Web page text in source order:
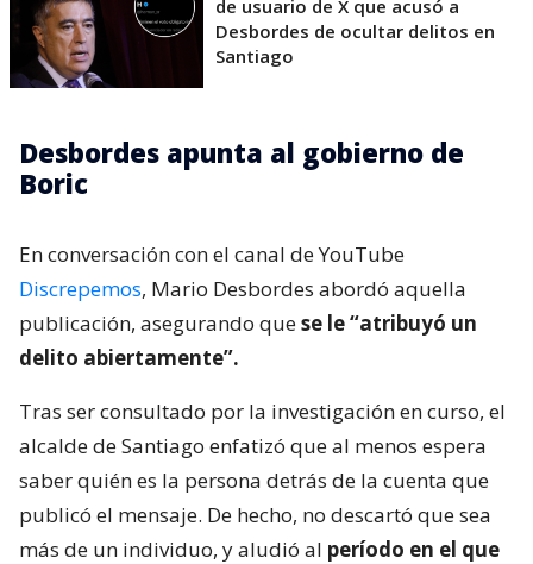
de usuario de X que acusó a
Desbordes de ocultar delitos en
Santiago
Desbordes apunta al gobierno de
Boric
En conversación con el canal de YouTube
Discrepemos, Mario Desbordes abordó aquella
publicación, asegurando quese le “atribuyó un
delito abiertamente”.
Tras ser consultado por la investigación en curso, el
alcalde de Santiago enfatizó que al menos espera
saber quién es la persona detrás de la cuenta que
publicó el mensaje. De hecho, no descartó que sea
más de un individuo, y aludió al período en el que